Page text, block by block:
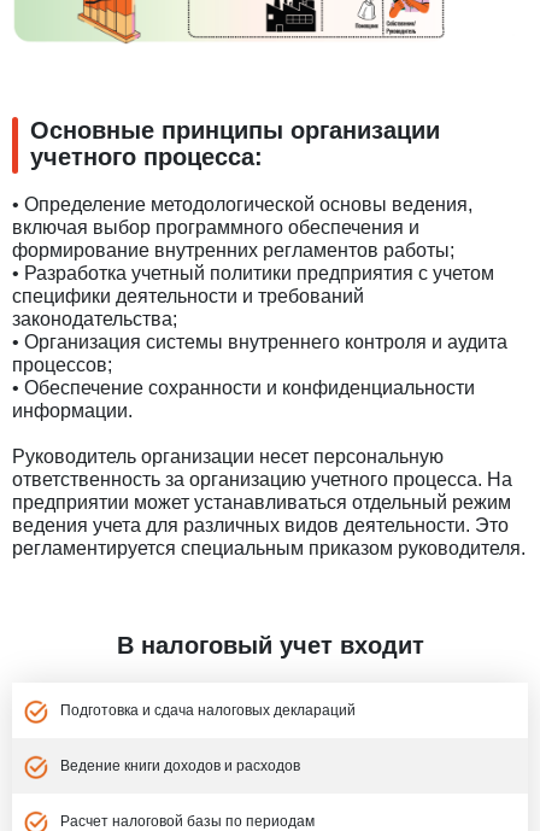
Основные принципы организации
учетного процесса:
• Определение методологической основы ведения,
включая выбор программного обеспечения и
формирование внутренних регламентов работы;
• Разработка учетный политики предприятия с учетом
специфики деятельности и требований
законодательства;
• Организация системы внутреннего контроля и аудита
процессов;
• Обеспечение сохранности и конфиденциальности
информации.
Руководитель организации несет персональную
ответственность за организацию учетного процесса. На
предприятии может устанавливаться отдельный режим
ведения учета для различных видов деятельности. Это
регламентируется специальным приказом руководителя.
В налоговый учет входит
Подготовка и сдача налоговых деклараций
Ведение книги доходов и расходов
Расчет налоговой базы по периодам